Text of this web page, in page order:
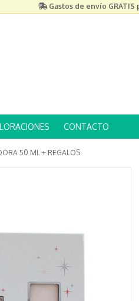
Gastos de envío
CONTACTO
50 ML + REGALOS